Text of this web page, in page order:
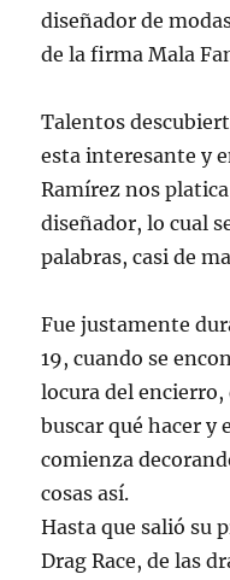
diseñador de
de la firma Mala
Talentos
esta interesante y
Ramírez nos
diseñador, lo cual
palabras, casi de
Fue justamente
19, cuando se
locura del encierro,
buscar qué hacer y
comienza
cosas así.
Hasta que salió su
Drag Race, de las